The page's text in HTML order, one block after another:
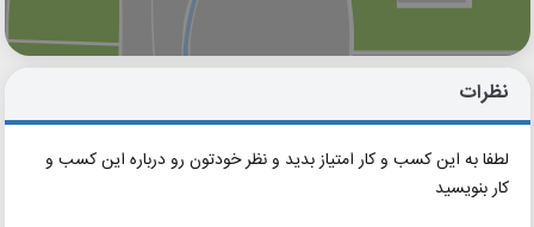
گوگل
نظرات
لطفا به این کسب و کار امتیاز بدید و نظر خودتون رو درباره این کسب و
کار بنویسید